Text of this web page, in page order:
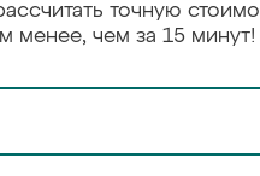
точную
менее, чем за 15 минут!